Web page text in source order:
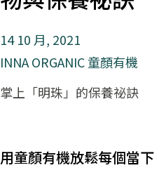
14 10 月, 2021
INNA ORGANIC 童顏有機
掌上「明珠」的保養祕訣
用童顏有機放鬆每個當下